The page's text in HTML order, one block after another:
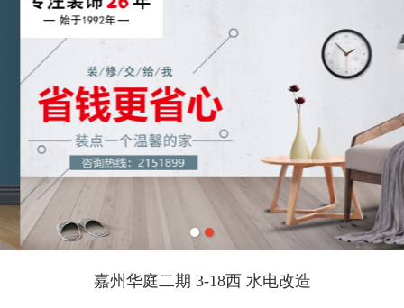
嘉州华庭二期 3-18西 水电改造